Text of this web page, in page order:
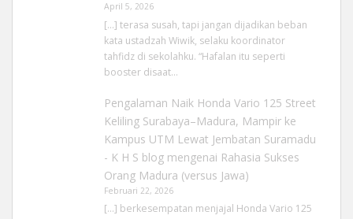
April 5, 2026
[…] terasa susah, tapi jangan dijadikan beban
kata ustadzah Wiwik, selaku koordinator
tahfidz di sekolahku. “Hafalan itu seperti
booster disaat…
Pengalaman Naik Honda Vario 125 Street
Keliling Surabaya–Madura, Mampir ke
Kampus UTM Lewat Jembatan Suramadu
- K H S blogmengenai Rahasia Sukses
Orang Madura (versus Jawa)
Februari 22, 2026
[…] berkesempatan menjajal Honda Vario 125